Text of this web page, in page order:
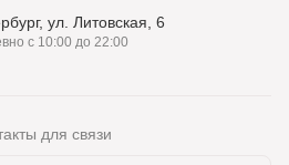
ул. Литовская, 6
с 10:00 до 22:00
для связи